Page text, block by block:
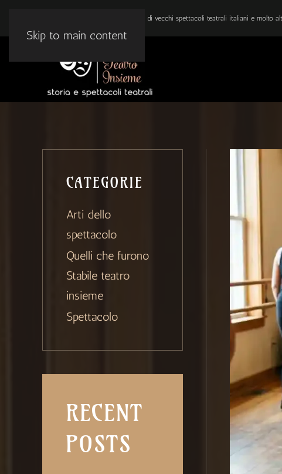
Skip to main content
BLOG DI ARTE E TEATRO: Ricordi di vecchi spettacoli teatrali italiani e molto
CATEGORIE
Arti dello
spettacolo
Quelli che furono
Stabile teatro
insieme
Spettacolo
RECENT
POSTS